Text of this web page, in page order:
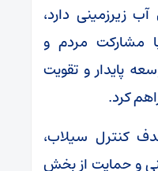
زیرزمینی دارد،
مشارکت مردم و
پایدار و تقویت
کرد.
کنترل سیلاب،
و حمایت از بخش